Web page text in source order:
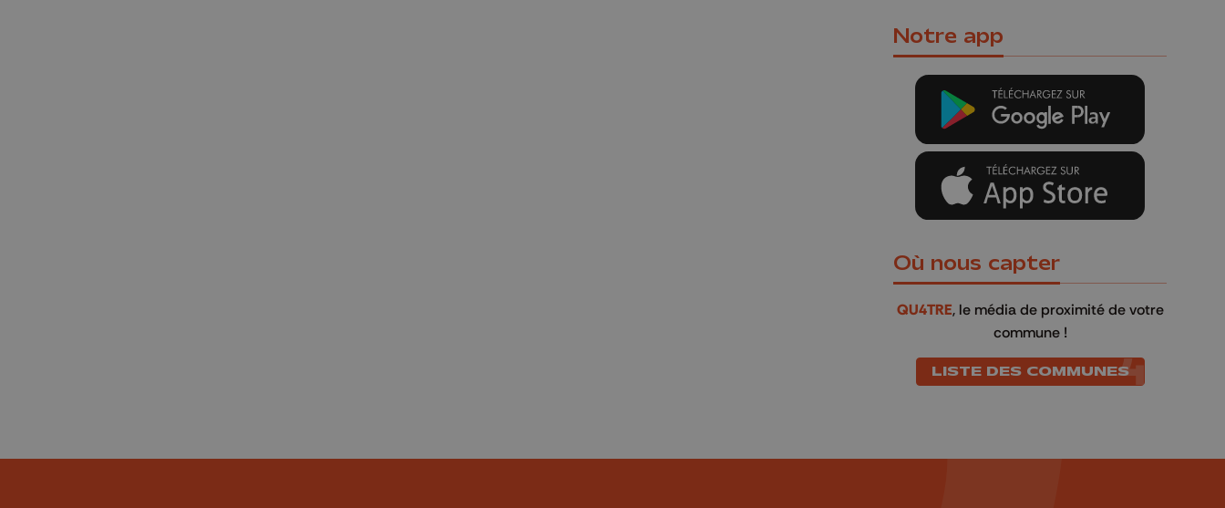
Notre app
Où nous capter
QU4TRE, le média de proximité de votre
commune !
LISTE DES COMMUNES